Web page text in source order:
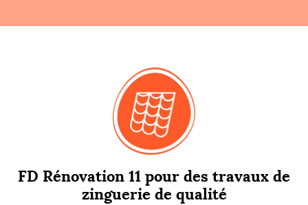
FD Rénovation 11 pour des travaux de
zinguerie de qualité